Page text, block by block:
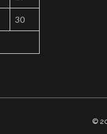
30
©